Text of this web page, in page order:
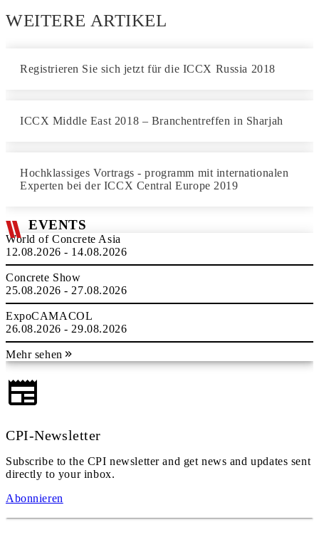
WEITERE ARTIKEL
Registrieren Sie sich jetzt für die ICCX Russia 2018
ICCX Middle East 2018 – Branchentreffen in Sharjah
Hochklassiges Vortrags - programm mit internationalen
Experten bei der ICCX Central Europe 2019
EVENTS
World of Concrete Asia
12.08.2026 - 14.08.2026
Concrete Show
25.08.2026 - 27.08.2026
ExpoCAMACOL
26.08.2026 - 29.08.2026
Mehr sehen
CPI-Newsletter
Subscribe to the CPI newsletter and get news and updates sent
directly to your inbox.
Abonnieren